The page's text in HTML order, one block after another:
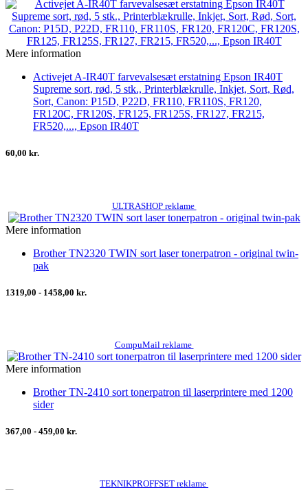
Mere information
Activejet A-IR40T farvevalsesæt erstatning Epson IR40T
Supreme sort, rød, 5 stk., Printerblækrulle, Inkjet, Sort, Rød,
Sort, Canon: P15D, P22D, FR110, FR110S, FR120,
FR120C, FR120S, FR125, FR125S, FR127, FR215,
FR520,..., Epson IR40T
60,00 kr.
ULTRASHOP reklame
Mere information
Brother TN2320 TWIN sort laser tonerpatron - original twin-
pak
1319,00 - 1458,00 kr.
CompuMail reklame
Mere information
Brother TN-2410 sort tonerpatron til laserprintere med 1200
sider
367,00 - 459,00 kr.
TEKNIKPROFFSET reklame